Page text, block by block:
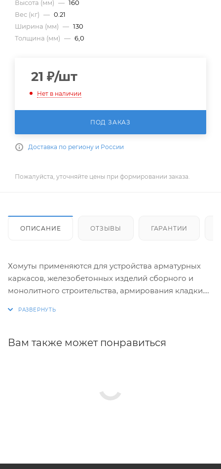
Высота (мм) — 160
Вес (кг) — 0.21
Ширина (мм) — 130
Толщина (мм) — 6,0
21 ₽/шт
Нет в наличии
ПОД ЗАКАЗ
Доставка по региону и России
Пожалуйста, уточняйте цены при формировании заказа.
ОПИСАНИЕ ОТЗЫВЫ ГАРАНТИИ
Хомуты применяются для устройства арматурных
каркасов, железобетонных изделий сборного и
монолитного строительства, армирования кладки.
строго выдержаны, благодаря автоматизации
Вам также может понравиться